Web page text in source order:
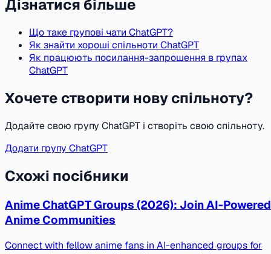
Дізнатися більше
Що таке групові чати ChatGPT?
Як знайти хороші спільноти ChatGPT
Як працюють посилання-запрошення в групах
ChatGPT
Хочете створити нову спільноту?
Додайте свою групу ChatGPT і створіть свою спільноту.
Додати групу ChatGPT
Схожі посібники
Anime ChatGPT Groups (2026): Join AI-Powered
Anime Communities
Connect with fellow anime fans in AI-enhanced groups for